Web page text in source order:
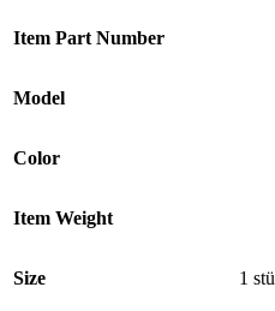
Item Part Number
Model
Color
Item Weight
Size 1